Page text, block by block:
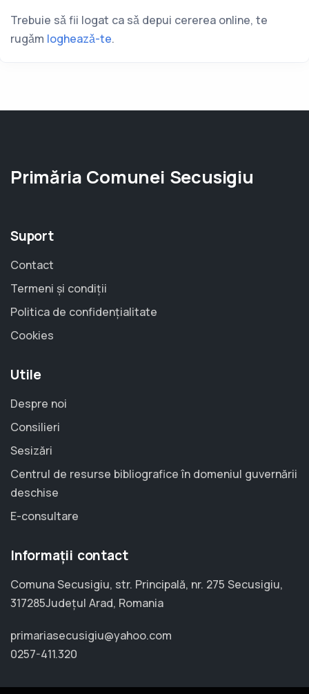
Trebuie sǎ fii logat ca sǎ depui cererea online, te
rugǎm logheazǎ-te.
Primăria Comunei Secusigiu
Suport
Contact
Termeni și condiții
Politica de confidențialitate
Cookies
Utile
Despre noi
Consilieri
Sesizări
Centrul de resurse bibliografice în domeniul guvernării
deschise
E-consultare
Informații contact
Comuna Secusigiu, str. Principală, nr. 275 Secusigiu,
317285Județul Arad, Romania
primariasecusigiu@yahoo.com
0257-411.320